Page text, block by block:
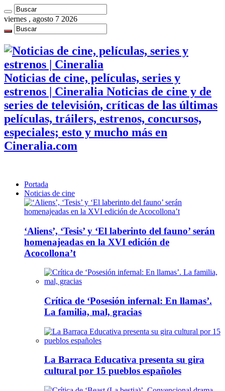
viernes , agosto 7 2026
Noticias de cine, películas, series y
estrenos | Cineralia Noticias de cine y de
series de televisión, críticas de las últimas
películas, tráilers, estrenos, concursos,
especiales; esto y mucho más en
Cineralia.com
Portada
Noticias de cine
‘Aliens’, ‘Tesis’ y ‘El laberinto del fauno’ serán
homenajeadas en la XVI edición de
Acocollona’t
Crítica de ‘Posesión infernal: En llamas’.
La familia, mal, gracias
La Barraca Educativa presenta su gira
cultural por 15 pueblos españoles